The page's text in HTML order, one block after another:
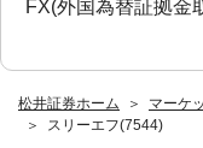
松井証券ホーム
マーケ
スリーエフ(7544)
FX(外国為替証拠金